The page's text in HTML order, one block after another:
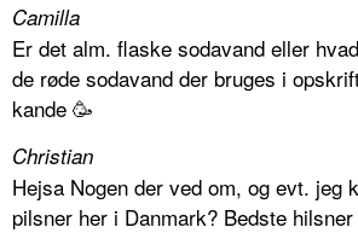
Camilla
Er det alm. flaske sodavand eller
de røde sodavand der bruges i
kande 🥳
Christian
Hejsa Nogen der ved om, og evt. jeg
pilsner her i Danmark? Bedste